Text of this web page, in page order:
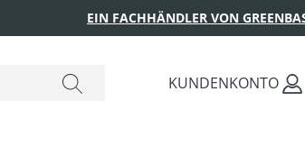
EIN FACHHÄNDLER VON
KUNDENKONTO